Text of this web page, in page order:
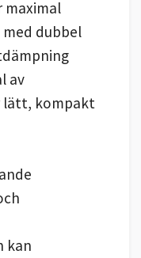
maximal
dubbel
av
lätt, kompakt
kan